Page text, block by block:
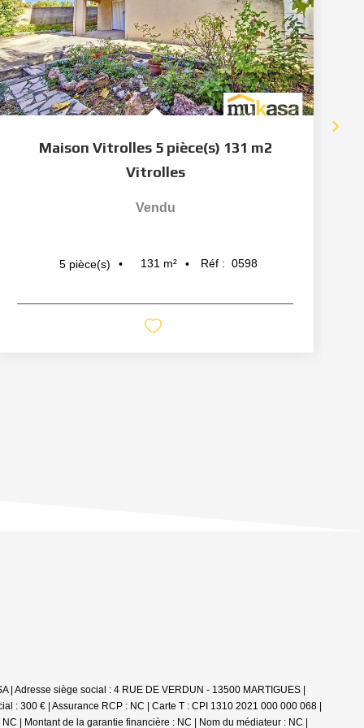
Maison Vitrolles 5 pièce(s) 131 m2
Vitrolles
Vendu
5 pièce(s) 131 m² Réf : 0598
Adresse siège social : 4 RUE DE VERDUN - 13500 MARTIGUES |
: 300 € | Assurance RCP : NC | Carte T : CPI 1310 2021 000 000 068 |
| Montant de la garantie financière : NC | Nom du médiateur : NC |